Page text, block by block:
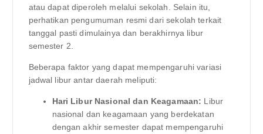
atau dapat diperoleh melalui sekolah. Selain itu,
perhatikan pengumuman resmi dari sekolah terkait
tanggal pasti dimulainya dan berakhirnya libur
semester 2.
Beberapa faktor yang dapat mempengaruhi variasi
jadwal libur antar daerah meliputi:
Hari Libur Nasional dan Keagamaan: Libur
nasional dan keagamaan yang berdekatan
dengan akhir semester dapat mempengaruhi